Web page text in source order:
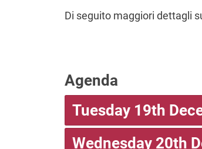
Di seguito maggiori dettagli
Agenda
Tuesday 19th
Wednesday 20th